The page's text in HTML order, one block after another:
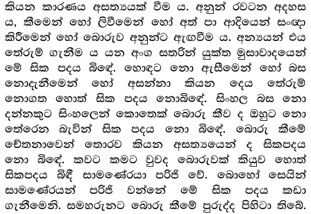
කියන කාරණය අසත්‍යයක් වීම ය. අනුන් රවටන අදහස
ය, කීමෙන් හෝ ලිවීමෙන් හෝ අත් පා ආදියෙන් සංඥා
කිරීමෙන් හෝ බොරුව අනුන්ට ඇඟවීම ය. අන්‍යයන් එය
තේරුම් ගැනීම ය යන අංග සතරින් යුක්ත මුසාවාදයෙන්
මේ සික පදය බිඳේ. හොඳට නො ඇසීමෙන් හෝ බස
නොදැනීමෙන් හෝ අසන්නා කියන දෙය තේරුම්
නොගත හොත් සික පදය නොබිඳේ. සිංහල බස නො
දන්නකුට සිංහලෙන් කොතෙක් බොරු කීව ද ඔහුට නො
තේරෙන බැවින් සික පදය නො බිඳේ. බොරු කීමේ
චේතනාවෙන් තොරව කියන අසත්‍යයෙන් ද සිකපදය
නො බිඳේ. කවට කමට වුවද බොරුවක් කියුව හොත්
සිකපදය බිඳී සාමණේරයා පරිජි වේ. බොහෝ සෙයින්
සාමණේරයන් පරිජි වන්නේ මේ සික පදය කඩා
ගැනීමෙනි. සමහරුනට බොරු කීමේ පුරුද්ද පිහිටා තිබේ.